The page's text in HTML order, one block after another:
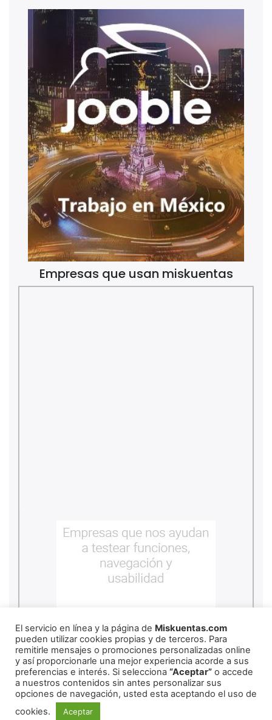
Empresas que usan miskuentas
copyrightmiskuentas2026
El servicio en línea y la página de Miskuentas.com
pueden utilizar cookies propias y de terceros. Para
remitirle mensajes o promociones personalizadas online
y así proporcionarle una mejor experiencia acorde a sus
preferencias e interés. Si selecciona “Aceptar” o accede
a nuestros contenidos sin antes personalizar sus
opciones de navegación, usted esta aceptando el uso de
cookies.
Aceptar